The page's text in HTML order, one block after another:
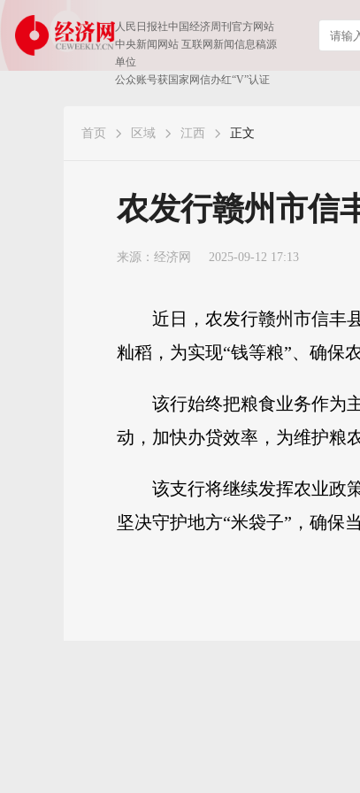
人民日报社中国经济周刊官方网站
中央新闻网站 互联网新闻信息稿源
单位
公众账号获国家网信办红“V”认证
首页 区域 江西 正文
农发行赣州市信
来源： 经济网 2025-09-12 17:13
近日，农发行赣州市信丰
籼稻，为实现“钱等粮”、确保
该行始终把粮食业务作为
动，加快办贷效率，为维护粮
该支行将继续发挥农业政
坚决守护地方“米袋子”，确保